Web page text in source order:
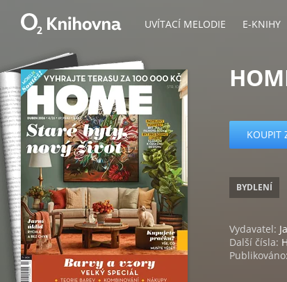
UVÍTACÍ MELODIE E-KNIHY
KOUPIT
BYDLENÍ
Vydavatel:
Další čísla: